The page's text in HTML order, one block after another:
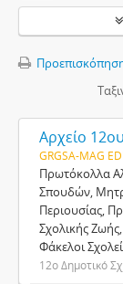
GRGSA-MAG
Πρωτόκολλα
Σπουδών,
Περιουσίας,
Σχολικής
Φάκελοι
12ο Δημοτικό